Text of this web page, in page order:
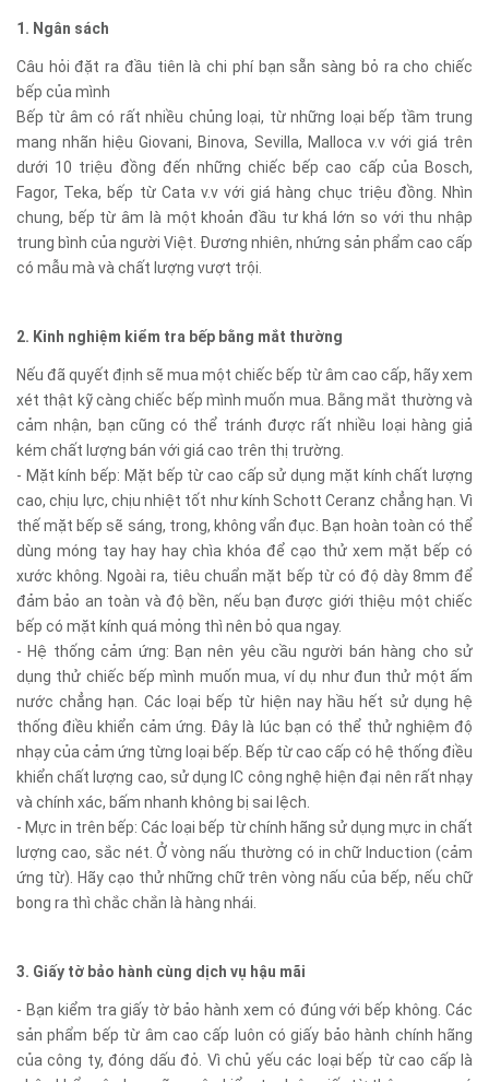
1. Ngân sách
Câu hỏi đặt ra đầu tiên là chi phí bạn sẵn sàng bỏ ra cho chiếc
bếp của mình
Bếp từ âm có rất nhiều chủng loại, từ những loại bếp tầm trung
mang nhãn hiệu Giovani, Binova, Sevilla, Malloca v.v với giá trên
dưới 10 triệu đồng đến những chiếc bếp cao cấp của Bosch,
Fagor, Teka, bếp từ Cata v.v với giá hàng chục triệu đồng. Nhìn
chung, bếp từ âm là một khoản đầu tư khá lớn so với thu nhập
trung bình của người Việt. Đương nhiên, nhứng sản phẩm cao cấp
có mẫu mà và chất lượng vượt trội.
2. Kinh nghiệm kiểm tra bếp bằng mắt thường
Nếu đã quyết định sẽ mua một chiếc bếp từ âm cao cấp, hãy xem
xét thật kỹ càng chiếc bếp mình muốn mua. Bằng mắt thường và
cảm nhận, bạn cũng có thể tránh được rất nhiều loại hàng giả
kém chất lượng bán với giá cao trên thị trường.
- Mặt kính bếp: Mặt bếp từ cao cấp sử dụng mặt kính chất lượng
cao, chịu lực, chịu nhiệt tốt như kính Schott Ceranz chẳng hạn. Vì
thế mặt bếp sẽ sáng, trong, không vẩn đục. Bạn hoàn toàn có thể
dùng móng tay hay hay chìa khóa để cạo thử xem mặt bếp có
xước không. Ngoài ra, tiêu chuẩn mặt bếp từ có độ dày 8mm để
đảm bảo an toàn và độ bền, nếu bạn được giới thiệu một chiếc
bếp có mặt kính quá mỏng thì nên bỏ qua ngay.
- Hệ thống cảm ứng: Bạn nên yêu cầu người bán hàng cho sử
dụng thử chiếc bếp mình muốn mua, ví dụ như đun thử một ấm
nước chẳng hạn. Các loại bếp từ hiện nay hầu hết sử dụng hệ
thống điều khiển cảm ứng. Đây là lúc bạn có thể thử nghiệm độ
nhạy của cảm ứng từng loại bếp. Bếp từ cao cấp có hệ thống điều
khiển chất lượng cao, sử dụng IC công nghệ hiện đại nên rất nhạy
và chính xác, bấm nhanh không bị sai lệch.
- Mực in trên bếp: Các loại bếp từ chính hãng sử dụng mực in chất
lượng cao, sắc nét. Ở vòng nấu thường có in chữ Induction (cảm
ứng từ). Hãy cạo thử những chữ trên vòng nấu của bếp, nếu chữ
bong ra thì chắc chắn là hàng nhái.
3. Giấy tờ bảo hành cùng dịch vụ hậu mãi
- Bạn kiểm tra giấy tờ bảo hành xem có đúng với bếp không. Các
sản phẩm bếp từ âm cao cấp luôn có giấy bảo hành chính hãng
của công ty, đóng dấu đỏ. Vì chủ yếu các loại bếp từ cao cấp là